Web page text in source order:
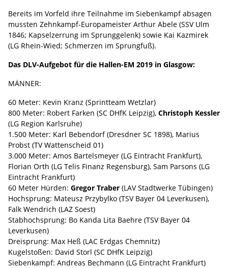
Bereits im Vorfeld ihre Teilnahme im Siebenkampf absagen
mussten Zehnkampf-Europameister Arthur Abele (SSV Ulm
1846; Kapselzerrung im Sprunggelenk) sowie Kai Kazmirek
(LG Rhein-Wied; Schmerzen im Sprungfuß).
Das DLV-Aufgebot für die Hallen-EM 2019 in Glasgow:
MÄNNER:
60 Meter: Kevin Kranz (Sprintteam Wetzlar)
800 Meter: Robert Farken (SC DHfK Leipzig), Christoph Kessler
(LG Region Karlsruhe)
1.500 Meter: Karl Bebendorf (Dresdner SC 1898), Marius
Probst (TV Wattenscheid 01)
3.000 Meter: Amos Bartelsmeyer (LG Eintracht Frankfurt),
Florian Orth (LG Telis Finanz Regensburg), Sam Parsons (LG
Eintracht Frankfurt)
60 Meter Hürden: Gregor Traber (LAV Stadtwerke Tübingen)
Hochsprung: Mateusz Przybylko (TSV Bayer 04 Leverkusen),
Falk Wendrich (LAZ Soest)
Stabhochsprung: Bo Kanda Lita Baehre (TSV Bayer 04
Leverkusen)
Dreisprung: Max Heß (LAC Erdgas Chemnitz)
Kugelstoßen: David Storl (SC DHfK Leipzig)
Siebenkampf: Andreas Bechmann (LG Eintracht Frankfurt)